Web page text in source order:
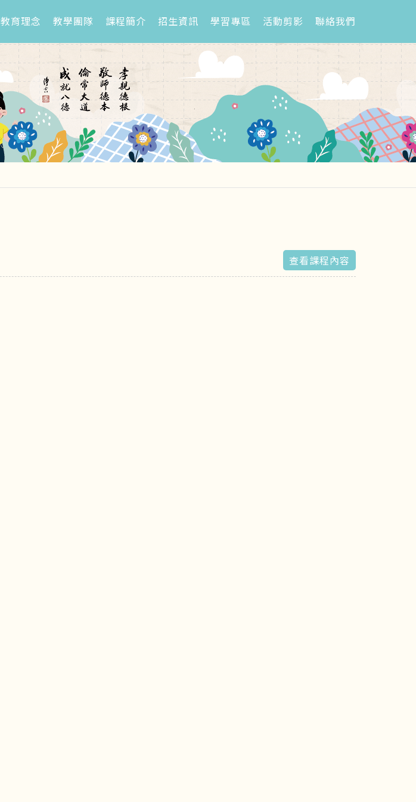
教育理念 教學團隊 課程簡介 招生資訊 學習專區 活動剪影 聯絡我們
查看課程內容